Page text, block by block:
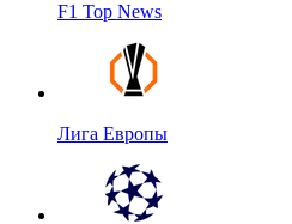
F1 Top News
Лига Европы